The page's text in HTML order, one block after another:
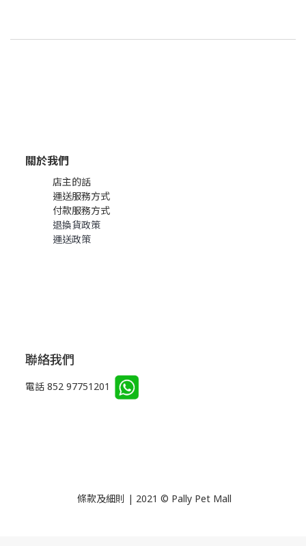
關於我們
店主的話
運送服務方式
付款服務方式
退換貨政策
運送政策
聯絡我們
電話 852 97751201
條款及細則 | 2021 © Pally Pet Mall